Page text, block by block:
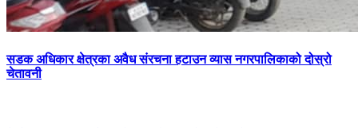
सडक अधिकार क्षेत्रका अवैध संरचना हटाउन व्यास नगरपालिकाको दोस्रो
चेतावनी